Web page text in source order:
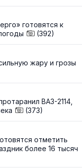
готовятся к
(392)
жару и грозы
ВАЗ-2114,
(373)
отметить
более 16 тысяч